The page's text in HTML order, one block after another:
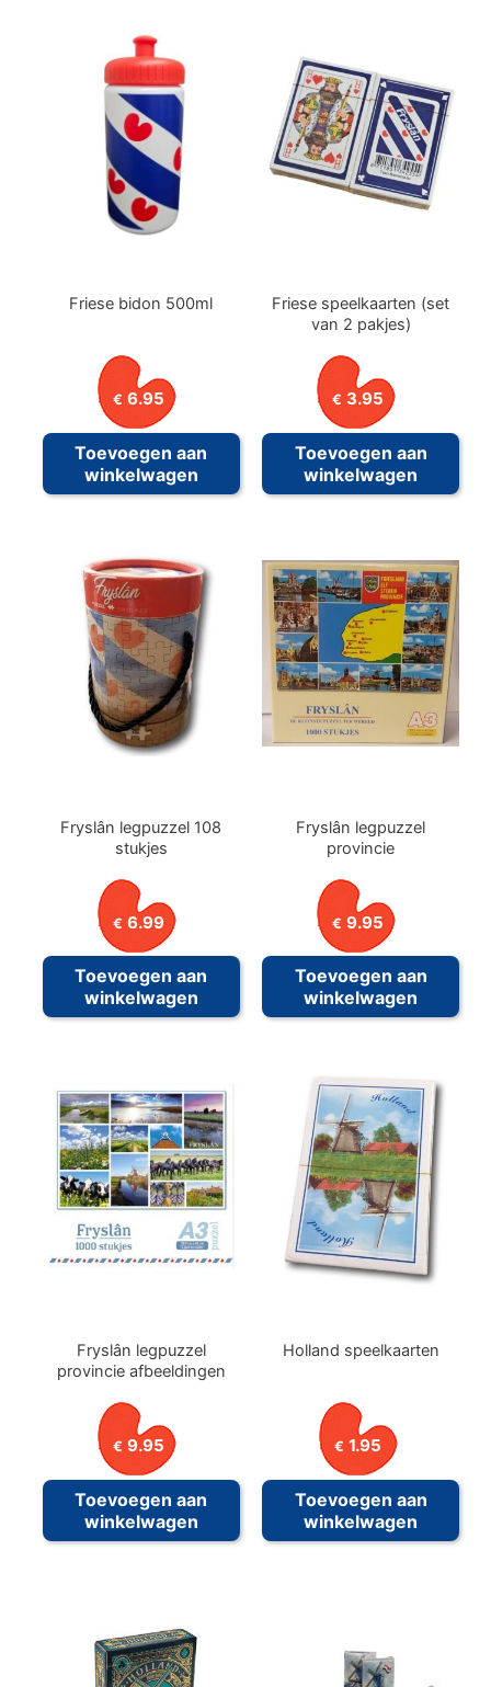
Friese bidon 500ml
€ 6.95
Toevoegen aan
winkelwagen
Friese speelkaarten (set
van 2 pakjes)
€ 3.95
Toevoegen aan
winkelwagen
Fryslân legpuzzel 108
stukjes
€ 6.99
Toevoegen aan
winkelwagen
Fryslân legpuzzel
provincie
€ 9.95
Toevoegen aan
winkelwagen
Fryslân legpuzzel
provincie afbeeldingen
€ 9.95
Toevoegen aan
winkelwagen
Holland speelkaarten
€ 1.95
Toevoegen aan
winkelwagen